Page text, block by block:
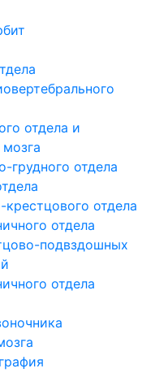
отдела и
мозга
грудного отдела
отдела
отдела
подвздошных
отдела